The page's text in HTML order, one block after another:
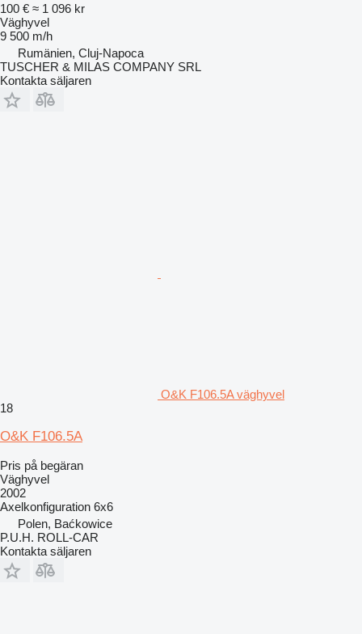
100 € ≈ 1 096 kr
Väghyvel
9 500 m/h
Rumänien, Cluj-Napoca
TUSCHER & MILAS COMPANY SRL
Kontakta säljaren
O&K F106.5A väghyvel
18
O&K F106.5A
Pris på begäran
Väghyvel
2002
Axelkonfiguration 6x6
Polen, Baćkowice
P.U.H. ROLL-CAR
Kontakta säljaren